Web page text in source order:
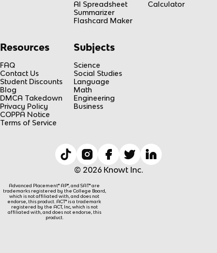
AI Spreadsheet
Summarizer
Flashcard Maker
Calculator
Resources
FAQ
Contact Us
Student Discounts
Blog
DMCA Takedown
Privacy Policy
COPPA Notice
Terms of Service
Subjects
Science
Social Studies
Language
Math
Engineering
Business
© 2026 Knowt Inc.
Advanced Placement® AP®, and SAT® are
trademarks registered by the College Board,
which is not affiliated with, and does not
endorse, this product. ACT® is a trademark
registered by the ACT, Inc, which is not
affiliated with, and does not endorse, this
product.